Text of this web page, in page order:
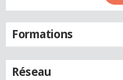
Formations
Réseau